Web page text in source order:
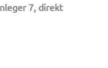
7, direkt